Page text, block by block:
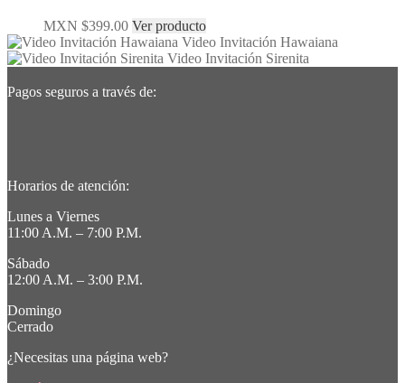
MXN $399.00 Ver producto
Video Invitación Hawaiana
Video Invitación Sirenita
Pagos seguros a través de:
Horarios de atención:
Lunes a Viernes
11:00 A.M. – 7:00 P.M.
Sábado
12:00 A.M. – 3:00 P.M.
Domingo
Cerrado
¿Necesitas una página web?